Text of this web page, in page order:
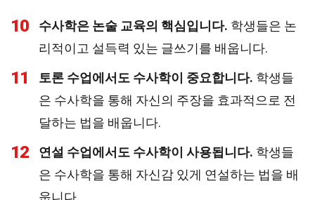
10 수사학은 논술 교육의 핵심입니다. 학생들은 논
리적이고 설득력 있는 글쓰기를 배웁니다.
11 토론 수업에서도 수사학이 중요합니다. 학생들
은 수사학을 통해 자신의 주장을 효과적으로 전
달하는 법을 배웁니다.
12 연설 수업에서도 수사학이 사용됩니다. 학생들
은 수사학을 통해 자신감 있게 연설하는 법을 배
웁니다.